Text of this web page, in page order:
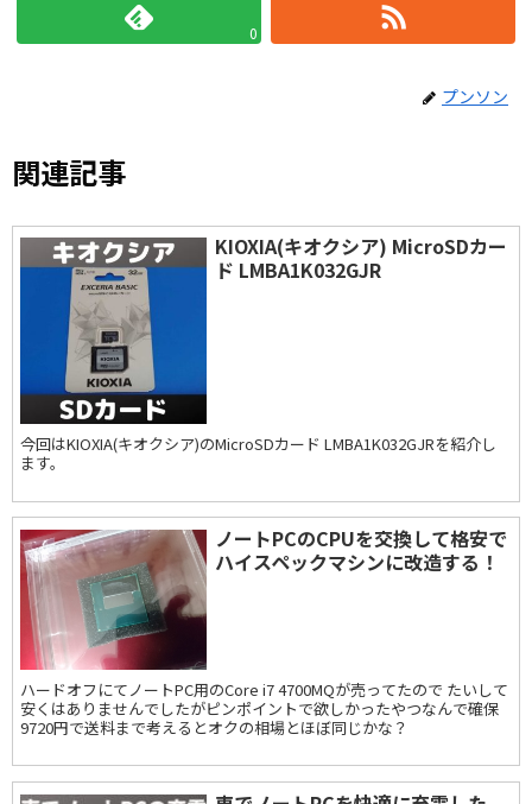
0
プンソン
関連記事
KIOXIA(キオクシア) MicroSDカー
ド LMBA1K032GJR
今回はKIOXIA(キオクシア)のMicroSDカード LMBA1K032GJRを紹介し
ます。
ノートPCのCPUを交換して格安で
ハイスペックマシンに改造する！
ハードオフにてノートPC用のCore i7 4700MQが売ってたので たいして
安くはありませんでしたがピンポイントで欲しかったやつなんで確保
9720円で送料まで考えるとオクの相場とほぼ同じかな？